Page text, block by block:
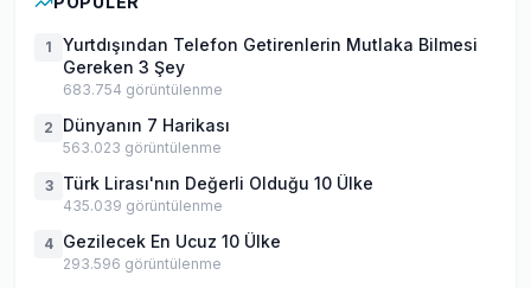
1
Yurtdışından Telefon Getirenlerin Mutlaka Bilmesi
Gereken 3 Şey
683.754 görüntülenme
2 Dünyanın 7 Harikası
563.023 görüntülenme
3 Türk Lirası'nın Değerli Olduğu 10 Ülke
435.039 görüntülenme
4 Gezilecek En Ucuz 10 Ülke
293.596 görüntülenme